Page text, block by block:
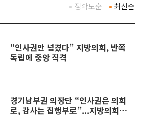
최신순
정확도순
“인사권만 넘겼다” 지방의회, 반쪽
독립에 중앙 직격
경기남부권 의장단 “인사권은 의회
로, 감사는 집행부로”...지방의회